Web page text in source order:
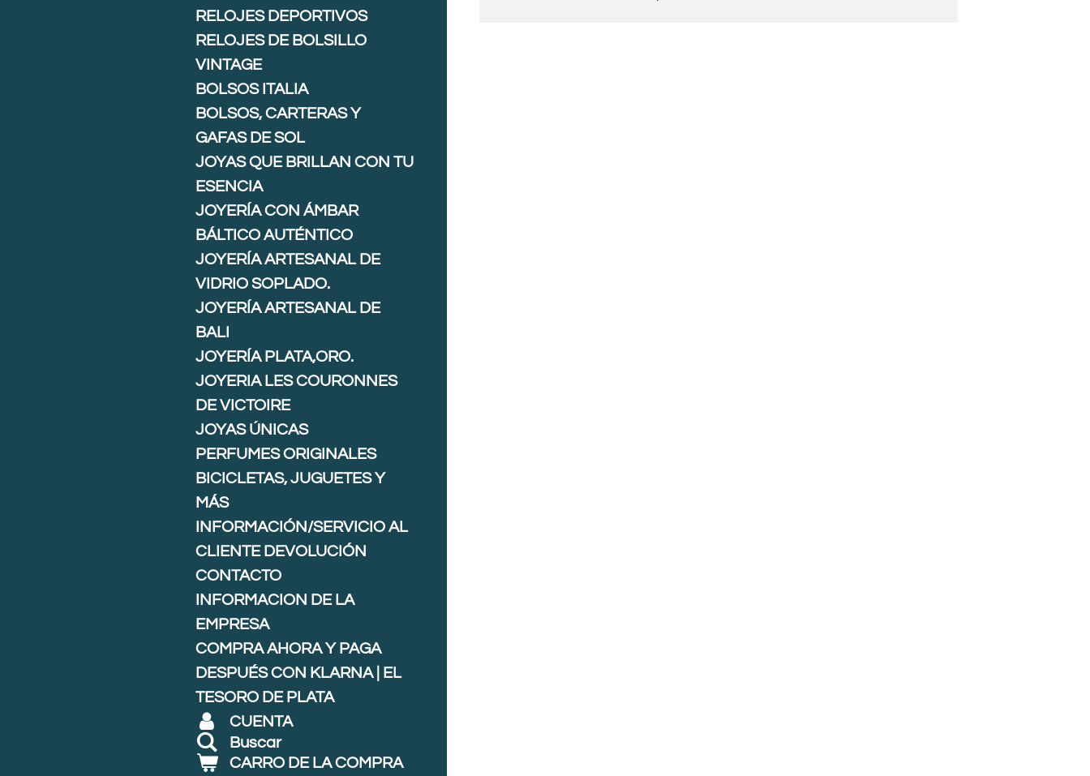
RELOJES DEPORTIVOS
RELOJES DE BOLSILLO
VINTAGE
BOLSOS ITALIA
BOLSOS, CARTERAS Y
GAFAS DE SOL
JOYAS QUE BRILLAN CON TU
ESENCIA
JOYERÍA CON ÁMBAR
BÁLTICO AUTÉNTICO
JOYERÍA ARTESANAL DE
VIDRIO SOPLADO.
JOYERÍA ARTESANAL DE
BALI
JOYERÍA PLATA,ORO.
JOYERIA LES COURONNES
DE VICTOIRE
JOYAS ÚNICAS
PERFUMES ORIGINALES
BICICLETAS, JUGUETES Y
MÁS
INFORMACIÓN/SERVICIO AL
CLIENTE DEVOLUCIÓN
CONTACTO
INFORMACION DE LA
EMPRESA
COMPRA AHORA Y PAGA
DESPUÉS CON KLARNA | EL
TESORO DE PLATA
CUENTA
Buscar
CARRO DE LA COMPRA